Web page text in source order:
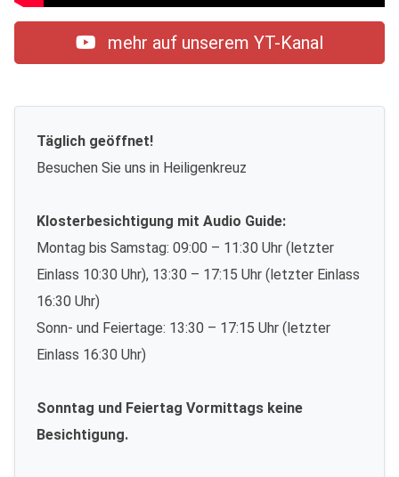
mehr auf unserem YT-Kanal
Täglich geöffnet!
Besuchen Sie uns in Heiligenkreuz
Klosterbesichtigung mit Audio Guide:
Montag bis Samstag: 09:00 – 11:30 Uhr (letzter
Einlass 10:30 Uhr), 13:30 – 17:15 Uhr (letzter Einlass
16:30 Uhr)
Sonn- und Feiertage: 13:30 – 17:15 Uhr (letzter
Einlass 16:30 Uhr)
Sonntag und Feiertag Vormittags keine
Besichtigung.